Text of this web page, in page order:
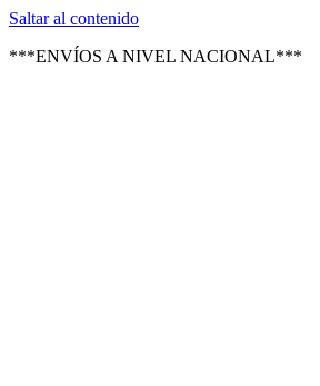
Texsal Venezuela
Saltar al contenido
***ENVÍOS A NIVEL NACIONAL***